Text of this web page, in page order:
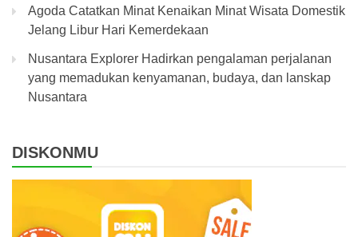
Agoda Catatkan Minat Kenaikan Minat Wisata Domestik
Jelang Libur Hari Kemerdekaan
Nusantara Explorer Hadirkan pengalaman perjalanan
yang memadukan kenyamanan, budaya, dan lanskap
Nusantara
DISKONMU